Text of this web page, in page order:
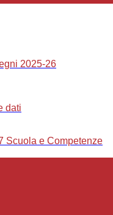
2025-26
dati
Scuola e Competenze